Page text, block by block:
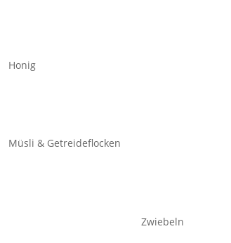
Honig
Müsli & Getreideflocken
Zwiebeln